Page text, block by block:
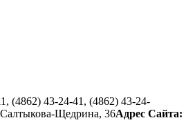
(4862) 43-24-41, (4862) 43-24-
Щедрина, 36Адрес Сайта: